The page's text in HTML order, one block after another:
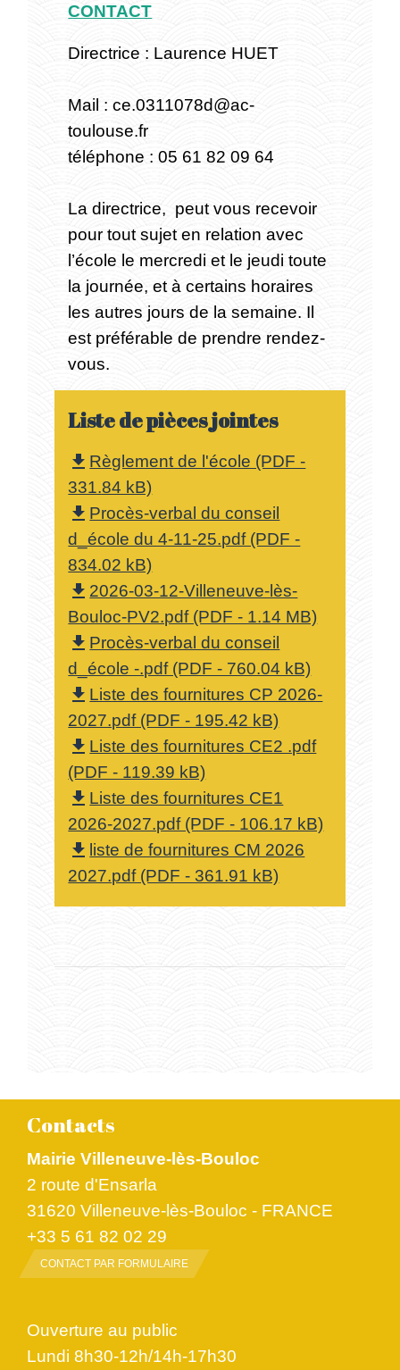
CONTACT
Directrice : Laurence HUET
Mail : ce.0311078d@ac-
toulouse.fr
téléphone : 05 61 82 09 64
La directrice, peut vous recevoir
pour tout sujet en relation avec
l’école le mercredi et le jeudi toute
la journée, et à certains horaires
les autres jours de la semaine. Il
est préférable de prendre rendez-
vous.
Liste de pièces jointes
file_download Règlement de l'école (PDF -
331.84 kB)
file_download Procès-verbal du conseil
d_école du 4-11-25.pdf (PDF -
834.02 kB)
file_download 2026-03-12-Villeneuve-lès-
Bouloc-PV2.pdf (PDF - 1.14 MB)
file_download Procès-verbal du conseil
d_école -.pdf (PDF - 760.04 kB)
file_download Liste des fournitures CP 2026-
2027.pdf (PDF - 195.42 kB)
file_download Liste des fournitures CE2 .pdf
(PDF - 119.39 kB)
file_download Liste des fournitures CE1
2026-2027.pdf (PDF - 106.17 kB)
file_download liste de fournitures CM 2026
2027.pdf (PDF - 361.91 kB)
Contacts
Mairie Villeneuve-lès-Bouloc
2 route d'Ensarla
31620 Villeneuve-lès-Bouloc - FRANCE
+33 5 61 82 02 29
CONTACT PAR FORMULAIRE
Ouverture au public
Lundi 8h30-12h/14h-17h30